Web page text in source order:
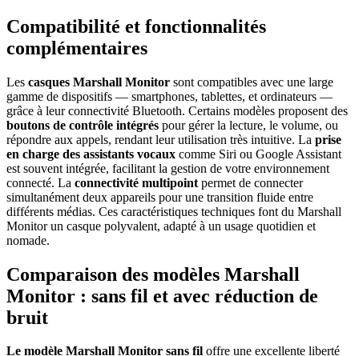
Compatibilité et fonctionnalités
complémentaires
Les casques Marshall Monitor sont compatibles avec une large
gamme de dispositifs — smartphones, tablettes, et ordinateurs —
grâce à leur connectivité Bluetooth. Certains modèles proposent des
boutons de contrôle intégrés pour gérer la lecture, le volume, ou
répondre aux appels, rendant leur utilisation très intuitive. La prise
en charge des assistants vocaux comme Siri ou Google Assistant
est souvent intégrée, facilitant la gestion de votre environnement
connecté. La connectivité multipoint permet de connecter
simultanément deux appareils pour une transition fluide entre
différents médias. Ces caractéristiques techniques font du Marshall
Monitor un casque polyvalent, adapté à un usage quotidien et
nomade.
Comparaison des modèles Marshall
Monitor : sans fil et avec réduction de
bruit
Le modèle Marshall Monitor sans fil offre une excellente liberté